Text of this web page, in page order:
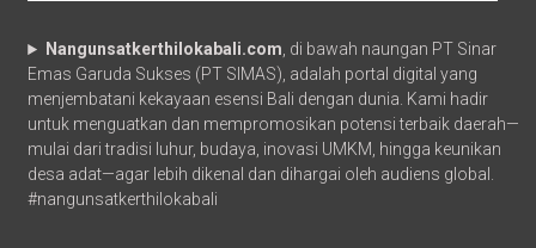
Nangunsatkerthilokabali.com , di bawah naungan PT Sinar
Emas Garuda Sukses (PT SIMAS), adalah portal digital yang
menjembatani kekayaan esensi Bali dengan dunia. Kami hadir
untuk menguatkan dan mempromosikan potensi terbaik daerah—
mulai dari tradisi luhur, budaya, inovasi UMKM, hingga keunikan
desa adat—agar lebih dikenal dan dihargai oleh audiens global.
#nangunsatkerthilokabali